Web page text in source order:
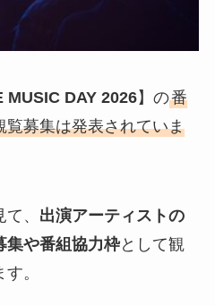
MUSIC DAY 2026】の番
覧募集は発表されていま
、 出演アーティストの
集や番組協力枠として観
。